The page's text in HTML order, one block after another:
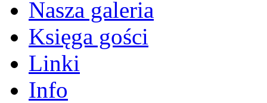
Nasza galeria
Księga gości
Linki
Info